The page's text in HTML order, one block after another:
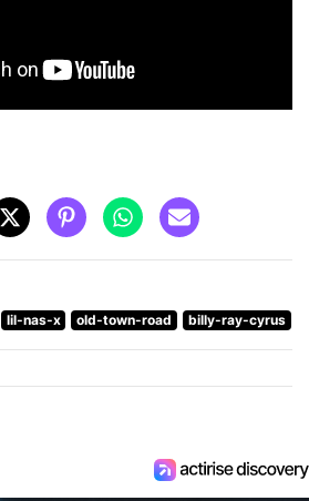
lil-nas-x old-town-road billy-ray-cyrus